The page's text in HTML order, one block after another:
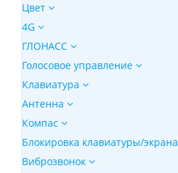
Цвет
4G
ГЛОНАСС
Голосовое управление
Клавиатура
Антенна
Компас
Блокировка клавиатуры/экрана
Виброзвонок